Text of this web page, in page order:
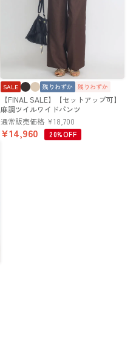
【FINAL SALE】【セットアップ可】
麻調ツイルワイドパンツ
SALE 残りわずか 残りわずか
通常販売価格 ¥18,700
¥14,960 20%OFF